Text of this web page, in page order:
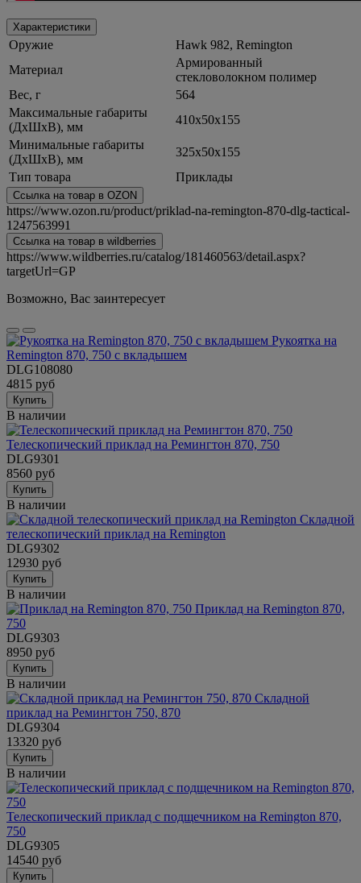
Характеристики
Оружие
Hawk 982, Remington
Материал
Армированный
стекловолокном полимер
Вес, г
564
Максимальные габариты
(ДхШхВ), мм
410х50х155
Минимальные габариты
(ДхШхВ), мм
325х50х155
Тип товара
Приклады
Ссылка на товар в OZON
https://www.ozon.ru/product/priklad-na-remington-870-dlg-tactical-
1247563991
Ссылка на товар в wildberries
https://www.wildberries.ru/catalog/181460563/detail.aspx?
targetUrl=GP
Возможно, Вас заинтересует
Рукоятка на
Remington 870, 750 с вкладышем
DLG108080
4815 руб
Купить
В наличии
Телескопический приклад на Ремингтон 870, 750
DLG9301
8560 руб
Купить
В наличии
Складной
телескопический приклад на Remington
DLG9302
12930 руб
Купить
В наличии
Приклад на Remington 870,
750
DLG9303
8950 руб
Купить
В наличии
Складной
приклад на Ремингтон 750, 870
DLG9304
13320 руб
Купить
В наличии
Телескопический приклад с подщечником на Remington 870,
750
DLG9305
14540 руб
Купить